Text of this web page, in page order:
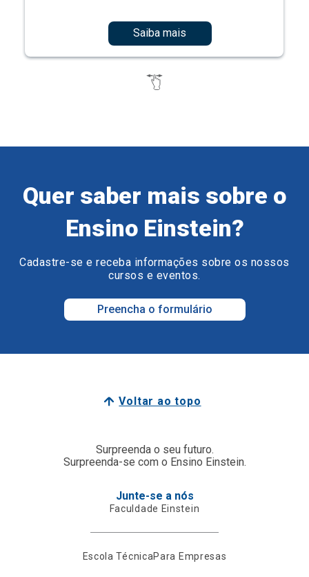
Saiba mais
Quer saber mais sobre o
Ensino Einstein?
Cadastre-se e receba informações sobre os nossos
cursos e eventos.
Preencha o formulário
Voltar ao topo
Surpreenda o seu futuro.
Surpreenda-se com o Ensino Einstein.
Junte-se a nós
Faculdade Einstein
Escola TécnicaPara Empresas